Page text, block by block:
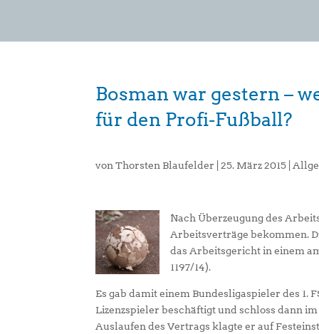
Bosman war gestern –
für den Profi-Fußball?
vonThorsten Blaufelder |25. März 2015
Nach Überzeugung des
Arbeitsverträge bekommen.
das Arbeitsgericht in einem
1197/14).
Es gab damit einem Bundesligaspieler des 1.
Lizenzspieler beschäftigt und schloss dann
Auslaufen des Vertrags klagte er auf